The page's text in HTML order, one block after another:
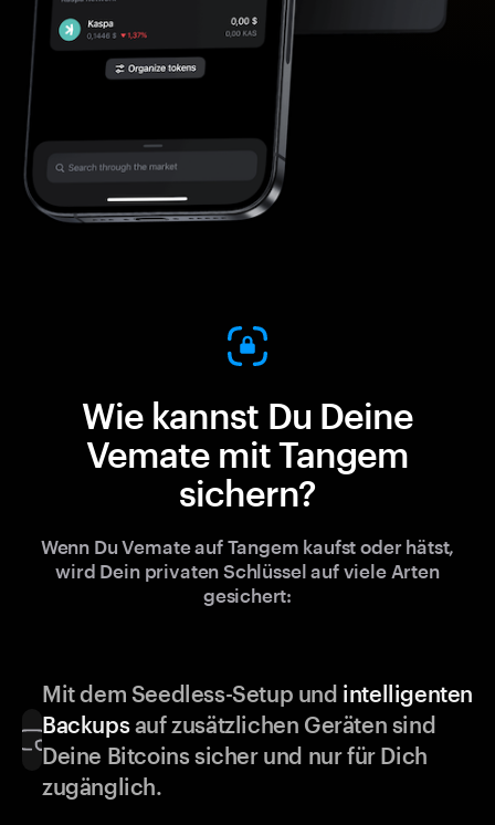
Wie kannst Du Deine
Vemate mit Tangem
sichern?
Wenn Du Vemate auf Tangem kaufst oder hätst,
wird Dein privaten Schlüssel auf viele Arten
gesichert:
Mit dem Seedless-Setup und intelligenten
Backupsauf zusätzlichen Geräten sind
Deine Bitcoins sicher und nur für Dich
zugänglich.